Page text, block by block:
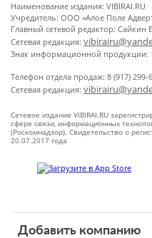
Наименование издания: VIBIRAI.RU
Учредитель: ООО «Алое Поле
Главный сетевой редактор: Сайкин
Сетевая редакция:
Знак информационной продукции:
Телефон отдела продаж: 8 (917) 299-
Сетевая редакция:
Сетевое издание VIBIRAI.RU
сфере связи, информационных
(Роскомнадзор). Свидетельство о
20.07.2017 года
Добавить компанию